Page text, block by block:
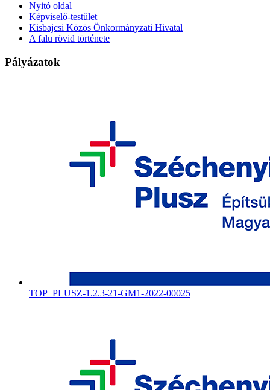
Nyitó oldal
Képviselő-testület
Kisbajcsi Közös Önkormányzati Hivatal
A falu rövid története
Pályázatok
TOP_PLUSZ-1.2.3-21-GM1-2022-00025